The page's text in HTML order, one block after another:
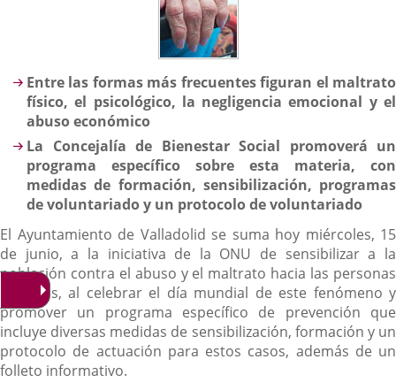
Descripción
Entre las formas más frecuentes figuran el maltrato
físico, el psicológico, la negligencia emocional y el
abuso económico
La Concejalía de Bienestar Social promoverá un
programa específico sobre esta materia, con
medidas de formación, sensibilización, programas
de voluntariado y un protocolo de voluntariado
El Ayuntamiento de Valladolid se suma hoy miércoles, 15
de junio, a la iniciativa de la ONU de sensibilizar a la
población contra el abuso y el maltrato hacia las personas
mayores, al celebrar el día mundial de este fenómeno y
promover un programa específico de prevención que
incluye diversas medidas de sensibilización, formación y un
protocolo de actuación para estos casos, además de un
folleto informativo.